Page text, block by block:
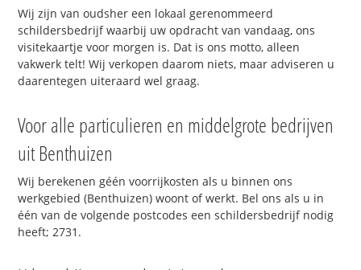
Wij zijn van oudsher een lokaal gerenommeerd
schildersbedrijf waarbij uw opdracht van vandaag, ons
visitekaartje voor morgen is. Dat is ons motto, alleen
vakwerk telt! Wij verkopen daarom niets, maar adviseren u
daarentegen uiteraard wel graag.
Voor alle particulieren en middelgrote bedrijven
uit Benthuizen
Wij berekenen géén voorrijkosten als u binnen ons
werkgebied (Benthuizen) woont of werkt. Bel ons als u in
één van de volgende postcodes een schildersbedrijf nodig
heeft; 2731.